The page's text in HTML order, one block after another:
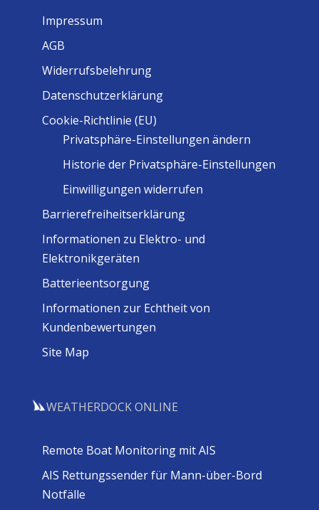
Impressum
AGB
Widerrufsbelehrung
Datenschutzerklärung
Cookie-Richtlinie (EU)
Privatsphäre-Einstellungen ändern
Historie der Privatsphäre-Einstellungen
Einwilligungen widerrufen
Barrierefreiheitserklärung
Informationen zu Elektro- und
Elektronikgeräten
Batterieentsorgung
Informationen zur Echtheit von
Kundenbewertungen
Site Map
WEATHERDOCK ONLINE
Remote Boat Monitoring mit AIS
AIS Rettungssender für Mann-über-Bord
Notfälle